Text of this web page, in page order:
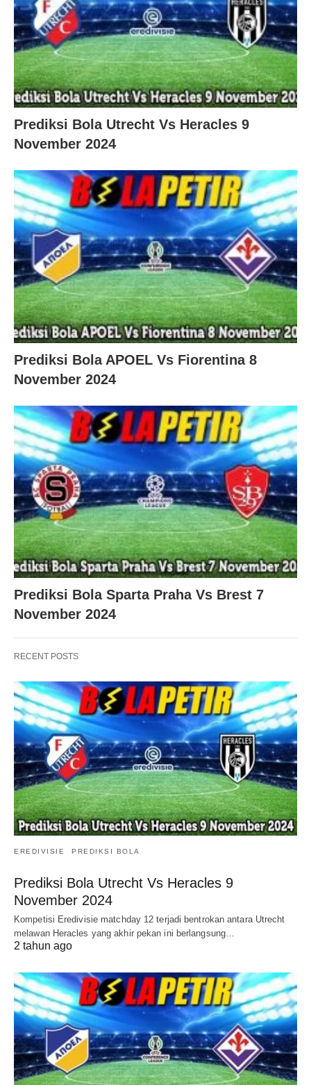
Prediksi Bola Utrecht Vs Heracles 9
November 2024
Prediksi Bola APOEL Vs Fiorentina 8
November 2024
Prediksi Bola Sparta Praha Vs Brest 7
November 2024
RECENT POSTS
EREDIVISIE PREDIKSI BOLA
Prediksi Bola Utrecht Vs Heracles 9
November 2024
Kompetisi Eredivisie matchday 12 terjadi bentrokan antara Utrecht
melawan Heracles yang akhir pekan ini berlangsung…
2 tahun ago